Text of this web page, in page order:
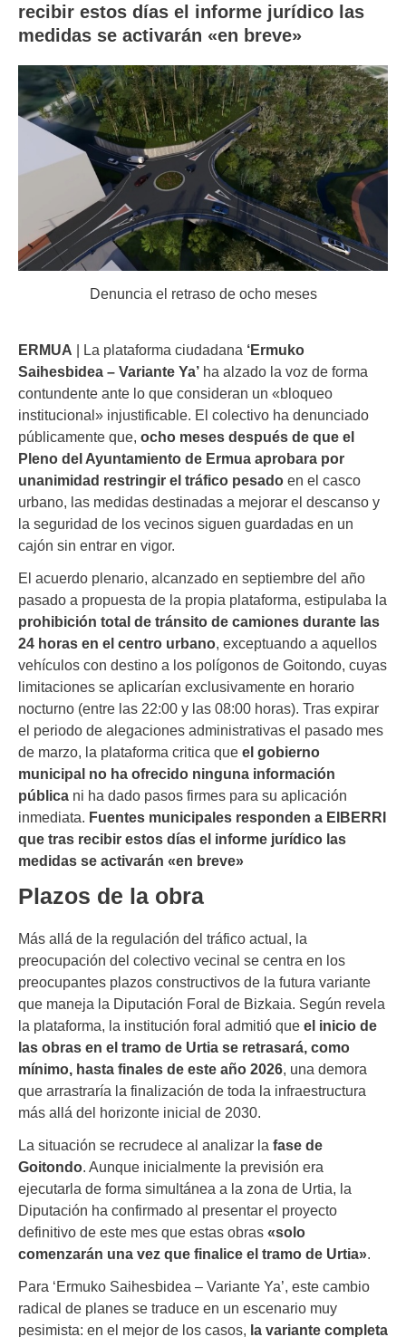
recibir estos días el informe jurídico las
medidas se activarán «en breve»
Denuncia el retraso de ocho meses
ERMUA | La plataforma ciudadana ‘Ermuko
Saihesbidea – Variante Ya’ ha alzado la voz de forma
contundente ante lo que consideran un «bloqueo
institucional» injustificable. El colectivo ha denunciado
públicamente que, ocho meses después de que el
Pleno del Ayuntamiento de Ermua aprobara por
unanimidad restringir el tráfico pesado en el casco
urbano, las medidas destinadas a mejorar el descanso y
la seguridad de los vecinos siguen guardadas en un
cajón sin entrar en vigor.
El acuerdo plenario, alcanzado en septiembre del año
pasado a propuesta de la propia plataforma, estipulaba la
prohibición total de tránsito de camiones durante las
24 horas en el centro urbano, exceptuando a aquellos
vehículos con destino a los polígonos de Goitondo, cuyas
limitaciones se aplicarían exclusivamente en horario
nocturno (entre las 22:00 y las 08:00 horas). Tras expirar
el periodo de alegaciones administrativas el pasado mes
de marzo, la plataforma critica que el gobierno
municipal no ha ofrecido ninguna información
pública ni ha dado pasos firmes para su aplicación
inmediata. Fuentes municipales responden a EIBERRI
que tras recibir estos días el informe jurídico las
medidas se activarán «en breve»
Plazos de la obra
Más allá de la regulación del tráfico actual, la
preocupación del colectivo vecinal se centra en los
preocupantes plazos constructivos de la futura variante
que maneja la Diputación Foral de Bizkaia. Según revela
la plataforma, la institución foral admitió que el inicio de
las obras en el tramo de Urtia se retrasará, como
mínimo, hasta finales de este año 2026, una demora
que arrastraría la finalización de toda la infraestructura
más allá del horizonte inicial de 2030.
La situación se recrudece al analizar la fase de
Goitondo. Aunque inicialmente la previsión era
ejecutarla de forma simultánea a la zona de Urtia, la
Diputación ha confirmado al presentar el proyecto
definitivo de este mes que estas obras «solo
comenzarán una vez que finalice el tramo de Urtia».
Para ‘Ermuko Saihesbidea – Variante Ya’, este cambio
radical de planes se traduce en un escenario muy
pesimista: en el mejor de los casos, la variante completa